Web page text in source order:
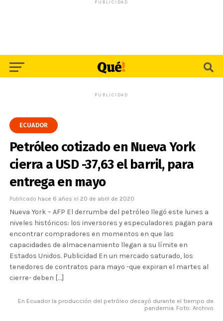
PUBLICIDAD
PUBLICIDAD
ECUADOR
Petróleo cotizado en Nueva York
cierra a USD -37,63 el barril, para
entrega en mayo
Publicado hace 6 años el 20 de abril de 2020
Nueva York – AFP El derrumbe del petróleo llegó este lunes a
niveles históricos: los inversores y especuladores pagan para
encontrar compradores en momentos en que las
capacidades de almacenamiento llegan a su límite en
Estados Unidos. Publicidad En un mercado saturado, los
tenedores de contratos para mayo -que expiran el martes al
cierre- deben […]
En Ecuador la producción del petróleo decayó durante el tiempo de
pandemia. Foto: Archivo